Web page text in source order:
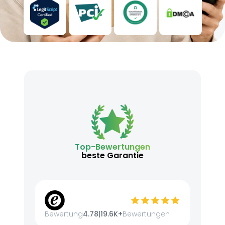
Top-Bewertungen
beste Garantie
Bewertung4.78|19.6K+Bewertungen